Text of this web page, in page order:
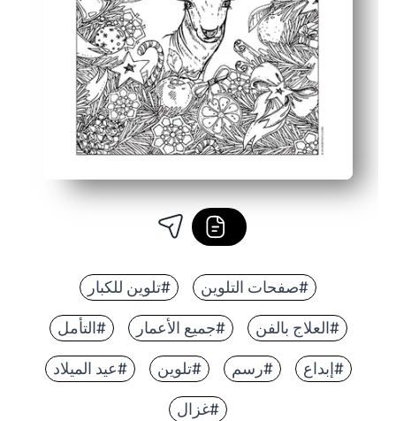
#صفحات التلوين #تلوين للكبار
#العلاج بالفن #جميع الأعمار #التأمل
#إبداع #رسم #تلوين #عيد الميلاد
#غزال